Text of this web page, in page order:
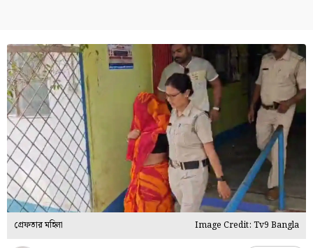
গ্রেফতার মহিলা Image Credit: Tv9 Bangla